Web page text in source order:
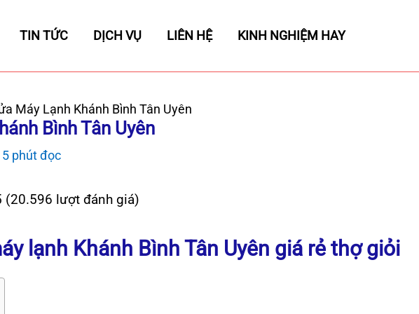
TIN TỨC DỊCH VỤ LIÊN HỆ KINH NGHIỆM HAY
Máy Lạnh Khánh Bình Tân Uyên
Bình Tân Uyên
phút đọc
(20.596 lượt đánh giá)
lạnh Khánh Bình Tân Uyên giá rẻ thợ giỏi